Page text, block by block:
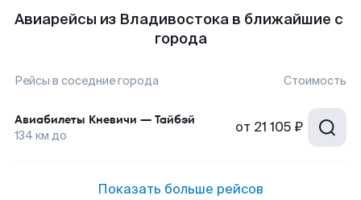
Авиарейсы из Владивостока в ближайшие с
города
Рейсы в соседние города Стоимость
Авиабилеты Кневичи — Тайбэй
134 км до от 21 105 ₽
Показать больше рейсов